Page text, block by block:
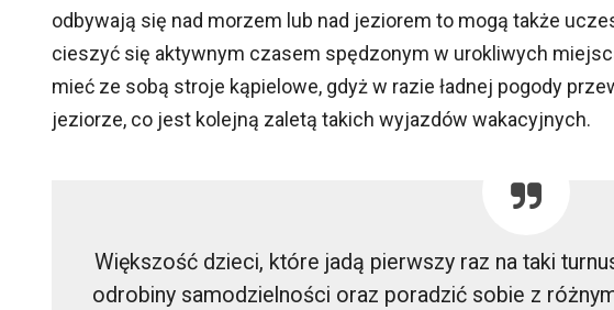
odbywają się nad morzem lub nad jeziorem to mogą także
cieszyć się aktywnym czasem spędzonym w urokliwych
mieć ze sobą stroje kąpielowe, gdyż w razie ładnej pogody
jeziorze, co jest kolejną zaletą takich wyjazdów wakacyjnych.
Większość dzieci, które jadą pierwszy raz na taki
odrobiny samodzielności oraz poradzić sobie z